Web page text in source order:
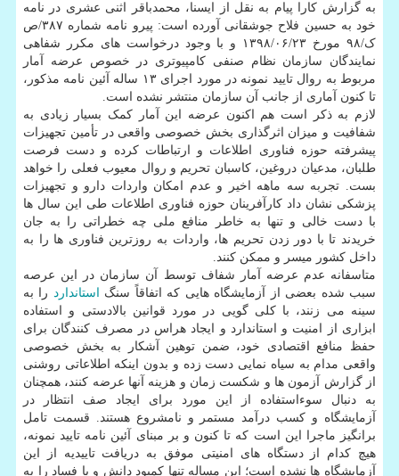
به گزارش کارا پیام به نقل از ایسنا، محمدباقر اثنی عشری در نامه
خود به حسین فلاح جوشقانی آورده است: پیرو نامه شماره ۳۸۷/ص
ک/۹۸ مورخ ۱۳۹۸/۰۶/۲۳ و با وجود درخواست های مکرر شفاهی
نمایندگان سازمان نظام صنفی کامپیوتری در خصوص عرضه آمار
مربوط به روال تایید نمونه در مورد اجرای ۱۳ ساله آئین نامه مذکور،
تا کنون آماری از جانب آن سازمان منتشر نشده است.
لازم به ذکر است هم اکنون عرضه این آمار کمک بسیار زیادی به
شفافیت و میزان اثرگذاری بخش خصوصی واقعی در تأمین تجهیزات
پیشرفته حوزه فناوری اطلاعات و ارتباطات کرده و دست فرصت
طلبان، مدعیان دروغین، کاسبان تحریم و روال معیوب فعلی را خواهد
بست. تجربه سه ماهه اخیر و عدم امکان واردات دارو و تجهیزات
پزشکی نشان داد کارآفرینان حوزه فناوری اطلاعات طی این سال ها
با دست خالی و تنها به خاطر منافع ملی چه خطراتی را به جان
خریدند تا با دور زدن تحریم ها، واردات به روزترین فناوری ها را به
داخل کشور میسر و ممکن کنند.
متاسفانه عدم عرضه آمار شفاف توسط آن سازمان در این عرصه
سبب شده بعضی از آزمایشگاه هایی که اتفاقاً سنگ
استاندارد را به
سینه می زنند، با کلی گویی در مورد قوانین بالادستی و استفاده
ابزاری از امنیت و استاندارد و ایجاد هراس در مصرف کنندگان برای
حفظ منافع اقتصادی خود، ضمن توهین آشکار به بخش خصوصی
واقعی مدام به سیاه نمایی دست زده و بدون اینکه اطلاعاتی روشنی
از گزارش آزمون ها و شکست زمان و هزینه آنها عرضه کنند، همچنان
به دنبال سوءاستفاده از این مورد برای ایجاد صف انتظار در
آزمایشگاه و کسب درآمد مستمر و نامشروع هستند. قسمت تامل
برانگیز ماجرا این است که تا کنون و بر مبنای آئین نامه تایید نمونه،
هیچ کدام از دستگاه های امنیتی موفق به دریافت تاییدیه از این
آزمایشگاه ها نشده است؛ این مساله تنها کمبود دانش و یا فساد را به